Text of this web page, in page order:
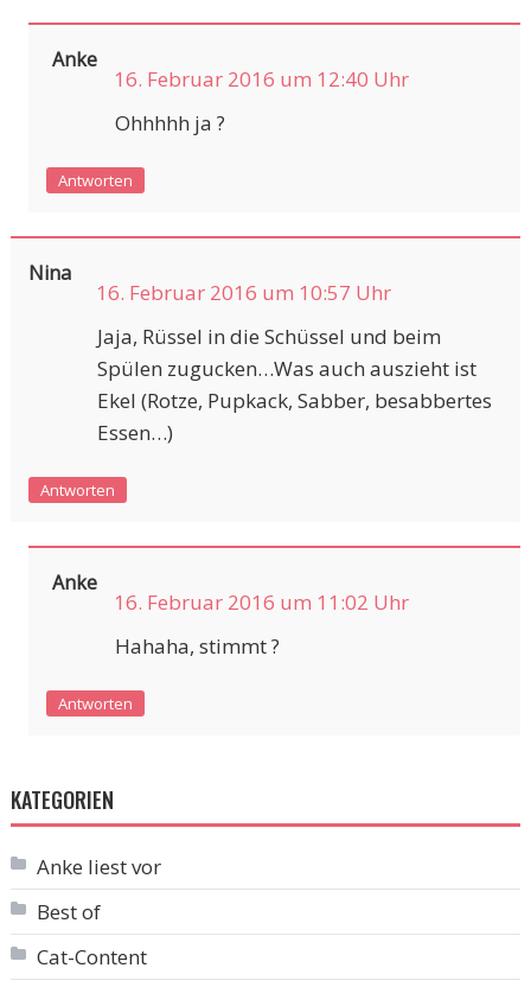
Anke
16. Februar 2016 um 12:40 Uhr
Ohhhhh ja ?
Antworten
Nina
16. Februar 2016 um 10:57 Uhr
Jaja, Rüssel in die Schüssel und beim
Spülen zugucken…Was auch auszieht ist
Ekel (Rotze, Pupkack, Sabber, besabbertes
Essen…)
Antworten
Anke
16. Februar 2016 um 11:02 Uhr
Hahaha, stimmt ?
Antworten
KATEGORIEN
Anke liest vor
Best of
Cat-Content